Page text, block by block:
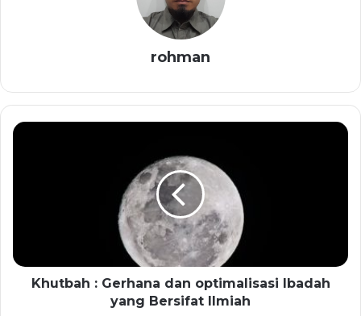
rohman
Khutbah : Gerhana dan optimalisasi Ibadah
yang Bersifat Ilmiah